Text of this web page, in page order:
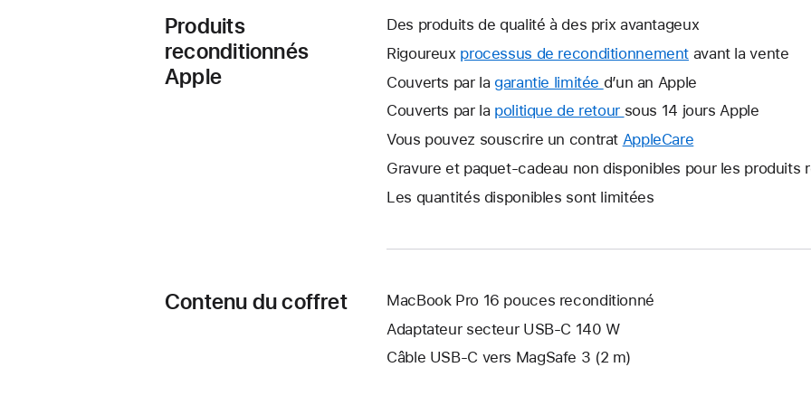
Produits
reconditionnés
Apple
Des produits de qualité à des prix avantageux
Rigoureux processus de reconditionnement avant la vente
Couverts par la garantie limitée Une
nouvelle
s’ouvre.
d’un an Apple
Couverts par la politique de retour Une
nouvelle
s’ouvre.
sous 14 jours Apple
Vous pouvez souscrire un contrat AppleCare
nouvelle
Gravure et paquet-cadeau non disponibles pour les produits
Les quantités disponibles sont limitées
Contenu du coffret
MacBook Pro 16 pouces reconditionné
Adaptateur secteur USB-C 140 W
Câble USB-C vers MagSafe 3 (2 m)